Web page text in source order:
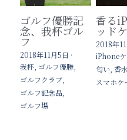
ゴルフ優勝記
念、我杯ゴル
フ
2018年11月5日 ·
我杯, ゴルフ優勝,
ゴルフクラブ,
ゴルフ記念品,
ゴルフ場
香る
ッド
2018年
iPhoneケ
匂い, 香水,
スマホケ